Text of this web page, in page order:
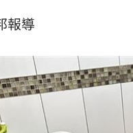
資威脅 女撿半年逮人
實施關鍵基礎設施防衛
友宜令新北戒備防災
報導